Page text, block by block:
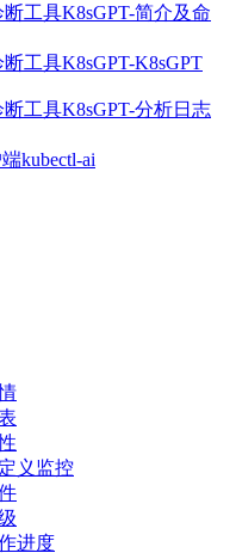
工具K8sGPT-简介及命
工具K8sGPT-K8sGPT
工具K8sGPT-分析日志
kubectl-ai
义监控
进度